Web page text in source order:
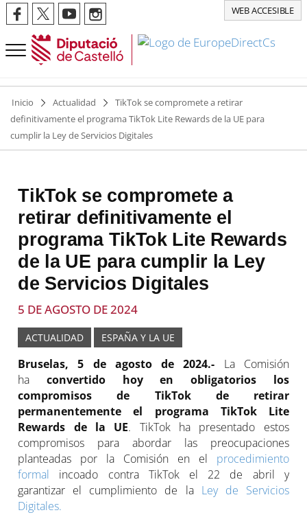
WEB ACCESIBLE
Inicio Actualidad
TikTok se compromete a retirar
definitivamente el programa TikTok Lite Rewards de la UE para
cumplir la Ley de Servicios Digitales
TikTok se compromete a
retirar definitivamente el
programa TikTok Lite Rewards
de la UE para cumplir la Ley
de Servicios Digitales
5 DE AGOSTO DE 2024
ACTUALIDAD ESPAÑA Y LA UE
Bruselas, 5 de agosto de 2024.- La Comisión
ha convertido hoy en obligatorios los
compromisos de TikTok de retirar
permanentemente el programa TikTok Lite
Rewards de la UE. TikTok ha presentado estos
compromisos para abordar las preocupaciones
planteadas por la Comisión en el procedimiento
formal incoado contra TikTok el 22 de abril y
garantizar el cumplimiento de la Ley de Servicios
Digitales.